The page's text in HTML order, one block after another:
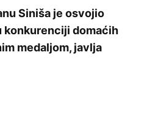
Siniša je osvojio
konkurenciji domaćih
medaljom, javlja